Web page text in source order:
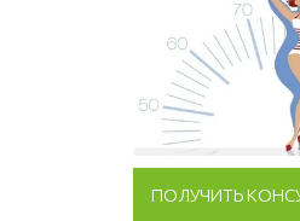
ПОЛУЧИТЬ